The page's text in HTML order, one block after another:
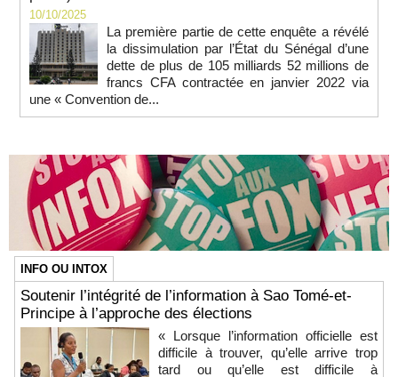
10/10/2025
La première partie de cette enquête a révélé
la dissimulation par l’État du Sénégal d’une
dette de plus de 105 milliards 52 millions de
francs CFA contractée en janvier 2022 via
une « Convention de...
INFO OU INTOX
Soutenir l’intégrité de l’information à Sao Tomé-et-
Principe à l’approche des élections
« Lorsque l’information officielle est
difficile à trouver, qu’elle arrive trop
tard ou qu’elle est difficile à